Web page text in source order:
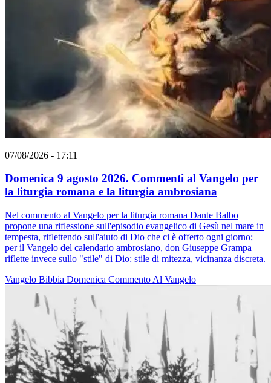
07/08/2026 - 17:11
Domenica 9 agosto 2026. Commenti al Vangelo per
la liturgia romana e la liturgia ambrosiana
Nel commento al Vangelo per la liturgia romana Dante Balbo
propone una riflessione sull'episodio evangelico di Gesù nel mare in
tempesta, riflettendo sull'aiuto di Dio che ci è offerto ogni giorno;
per il Vangelo del calendario ambrosiano, don Giuseppe Grampa
riflette invece sullo "stile" di Dio: stile di mitezza, vicinanza discreta.
Vangelo Bibbia Domenica Commento Al Vangelo